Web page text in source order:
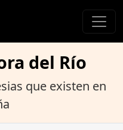
del Río
que existen en